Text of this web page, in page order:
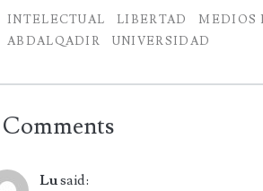
INTELECTUAL LIBERTAD MEDIOS
ABDALQADIR
UNIVERSIDAD
Lusaid: